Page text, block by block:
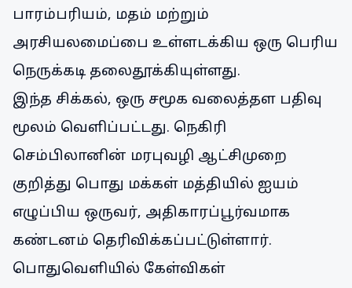
பாரம்பரியம், மதம் மற்றும்
அரசியலமைப்பை உள்ளடக்கிய ஒரு பெரிய
நெருக்கடி தலைதூக்கியுள்ளது.
இந்த சிக்கல், ஒரு சமூக வலைத்தள பதிவு
மூலம் வெளிப்பட்டது. நெகிரி
செம்பிலானின் மரபுவழி ஆட்சிமுறை
குறித்து பொது மக்கள் மத்தியில் ஐயம்
எழுப்பிய ஒருவர், அதிகாரப்பூர்வமாக
கண்டனம் தெரிவிக்கப்பட்டுள்ளார்.
பொதுவெளியில் கேள்விகள்